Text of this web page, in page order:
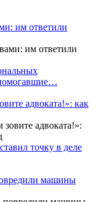
им ответили
адвоката!»: как
точку в деле
машины